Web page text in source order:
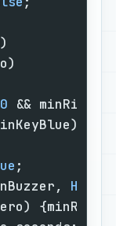
)
0 && minRight
&&
HIGH